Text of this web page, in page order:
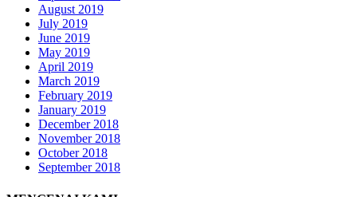
August 2019
July 2019
June 2019
May 2019
April 2019
March 2019
February 2019
January 2019
December 2018
November 2018
October 2018
September 2018